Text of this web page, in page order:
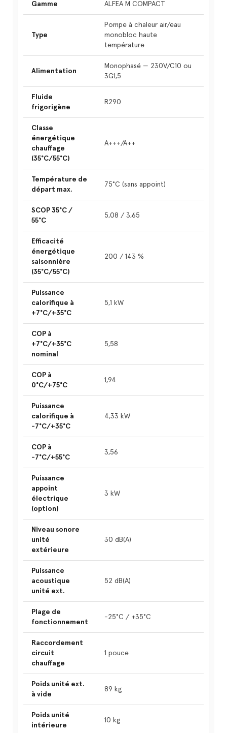
Gamme ALFEA M COMPACT
Type
Pompe à chaleur air/eau
monobloc haute
température
Alimentation
Monophasé — 230V/C10 ou
3G1,5
Fluide
frigorigène
R290
Classe
énergétique
chauffage
(35°C/55°C)
A+++/A++
Température de
départ max.
75°C (sans appoint)
SCOP 35°C /
55°C
5,08 / 3,65
Efficacité
énergétique
saisonnière
(35°C/55°C)
200 / 143 %
Puissance
calorifique à
+7°C/+35°C
5,1 kW
COP à
+7°C/+35°C
nominal
5,58
COP à
0°C/+75°C
1,94
Puissance
calorifique à
-7°C/+35°C
4,33 kW
COP à
-7°C/+55°C
3,56
Puissance
appoint
électrique
(option)
3 kW
Niveau sonore
unité
extérieure
30 dB(A)
Puissance
acoustique
unité ext.
52 dB(A)
Plage de
fonctionnement
-25°C / +35°C
Raccordement
circuit
chauffage
1 pouce
Poids unité ext.
à vide
89 kg
Poids unité
intérieure
10 kg